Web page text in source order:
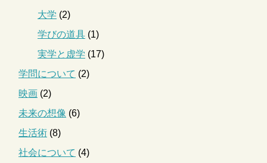
大学 (2)
学びの道具 (1)
実学と虚学 (17)
学問について (2)
映画 (2)
未来の想像 (6)
生活術 (8)
社会について (4)